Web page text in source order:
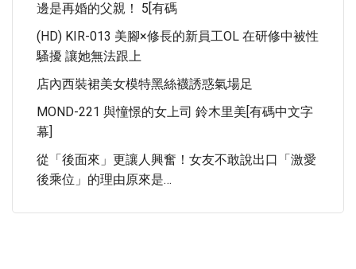
邊是再婚的父親！ 5[有碼
(HD) KIR-013 美腳×修長的新員工OL 在研修中被性
騷擾 讓她無法跟上
店內西裝裙美女模特黑絲襪誘惑氣場足
MOND-221 與憧憬的女上司 鈴木里美[有碼中文字
幕]
從「後面來」更讓人興奮！女友不敢說出口「激愛
後乘位」的理由原來是…